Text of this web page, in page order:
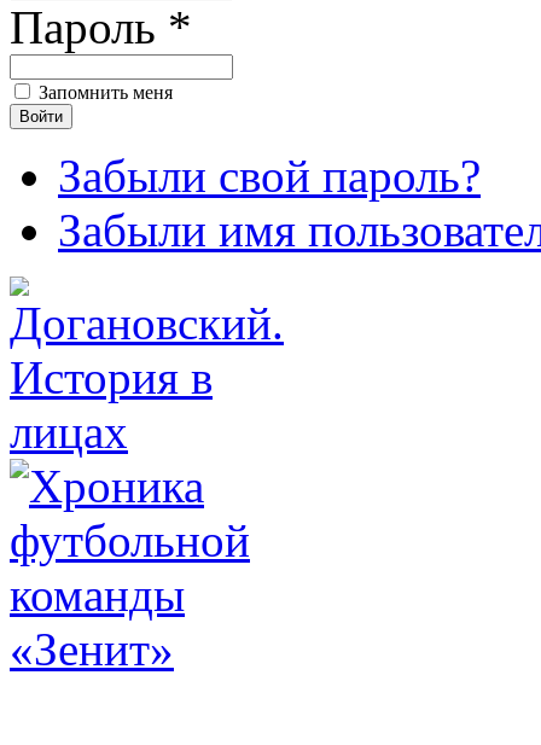
Пароль *
Запомнить меня
Забыли свой пароль?
Забыли имя